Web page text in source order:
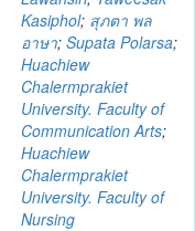
Kasiphol; สุภตา พล
อาษา; Supata Polarsa;
Huachiew
Chalermprakiet
University. Faculty of
Communication Arts;
Huachiew
Chalermprakiet
University. Faculty of
Nursing